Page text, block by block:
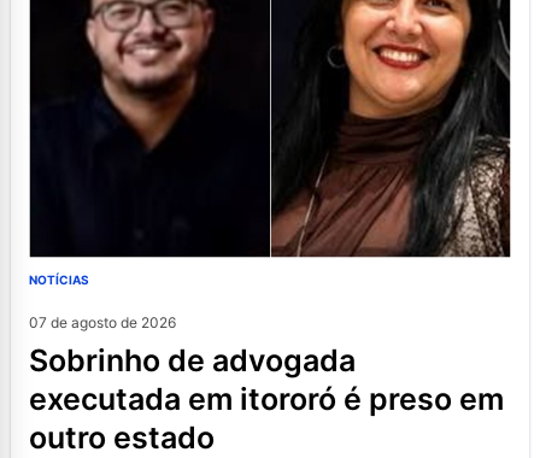
NOTÍCIAS
07 de agosto de 2026
sobrinho de advogada
executada em itororó é preso em
outro estado